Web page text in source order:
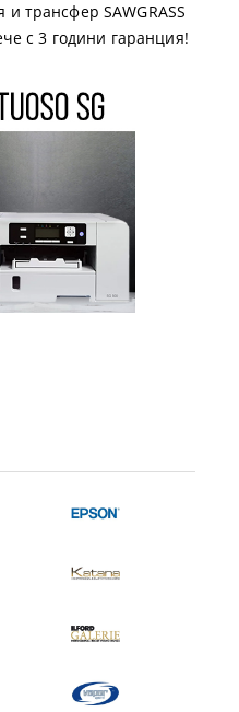
трансфер SAWGRASS
с 3 години гаранция!